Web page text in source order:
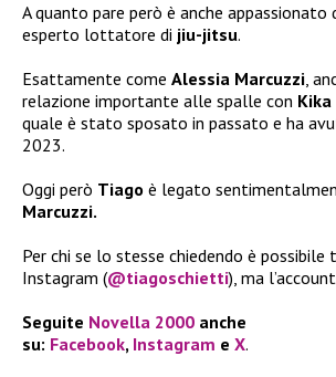
A quanto pare però è anche appassionato
esperto lottatore di jiu-jitsu.
Esattamente come Alessia Marcuzzi,
relazione importante alle spalle con
quale è stato sposato in passato e ha
2023.
Oggi però Tiago è legato
Marcuzzi.
Per chi se lo stesse chiedendo è possibile
Instagram (@tiagoschietti), ma
Seguite Novella 2000 anche
su: Facebook, Instagram e X.